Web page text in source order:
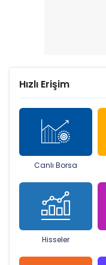
Hızlı Erişim
Canlı Borsa
Hisseler